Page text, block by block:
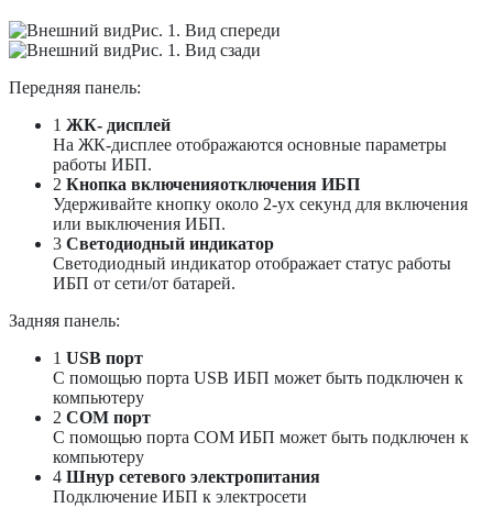
Рис. 1. Вид спереди
Рис. 1. Вид сзади
Передняя панель:
1 ЖК- дисплей
На ЖК-дисплее отображаются основные параметры
работы ИБП.
2 Кнопка включенияотключения ИБП
Удерживайте кнопку около 2-ух секунд для включения
или выключения ИБП.
3 Светодиодный индикатор
Светодиодный индикатор отображает статус работы
ИБП от сети/от батарей.
Задняя панель:
1 USB порт
С помощью порта USB ИБП может быть подключен к
компьютеру
2 COM порт
С помощью порта COM ИБП может быть подключен к
компьютеру
4 Шнур сетевого электропитания
Подключение ИБП к электросети